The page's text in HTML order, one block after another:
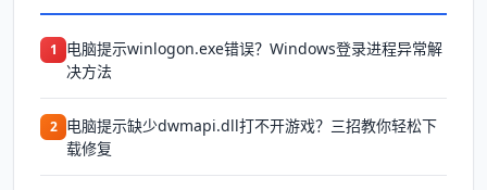
1
电脑提示winlogon.exe错误？Windows登录进程异常解
决方法
2 电脑提示缺少dwmapi.dll打不开游戏？三招教你轻松下
载修复